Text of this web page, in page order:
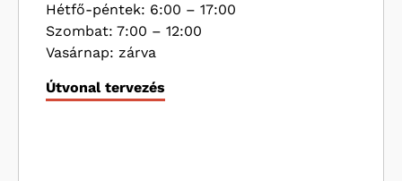
Hétfő-péntek: 6:00 – 17:00
Szombat: 7:00 – 12:00
Vasárnap: zárva
Útvonal tervezés